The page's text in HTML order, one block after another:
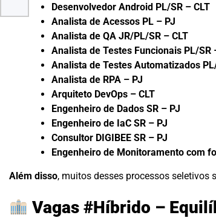
Desenvolvedor Android PL/SR – CLT
Analista de Acessos PL – PJ
Analista de QA JR/PL/SR – CLT
Analista de Testes Funcionais PL/SR
Analista de Testes Automatizados
Analista de RPA – PJ
Arquiteto DevOps – CLT
Engenheiro de Dados SR – PJ
Engenheiro de IaC SR – PJ
Consultor DIGIBEE SR – PJ
Engenheiro de Monitoramento com
Além disso, muitos desses processos seletivos
Vagas #Híbrido –